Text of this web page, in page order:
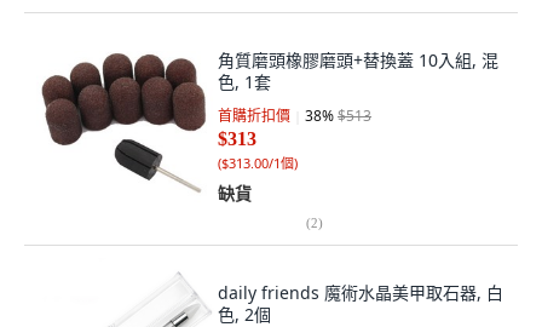
角質磨頭橡膠磨頭+替換蓋 10入組, 混
色, 1套
首購折扣價 38%$513
$313
($313.00/1個)
缺貨
(2)
daily friends 魔術水晶美甲取石器, 白
色, 2個